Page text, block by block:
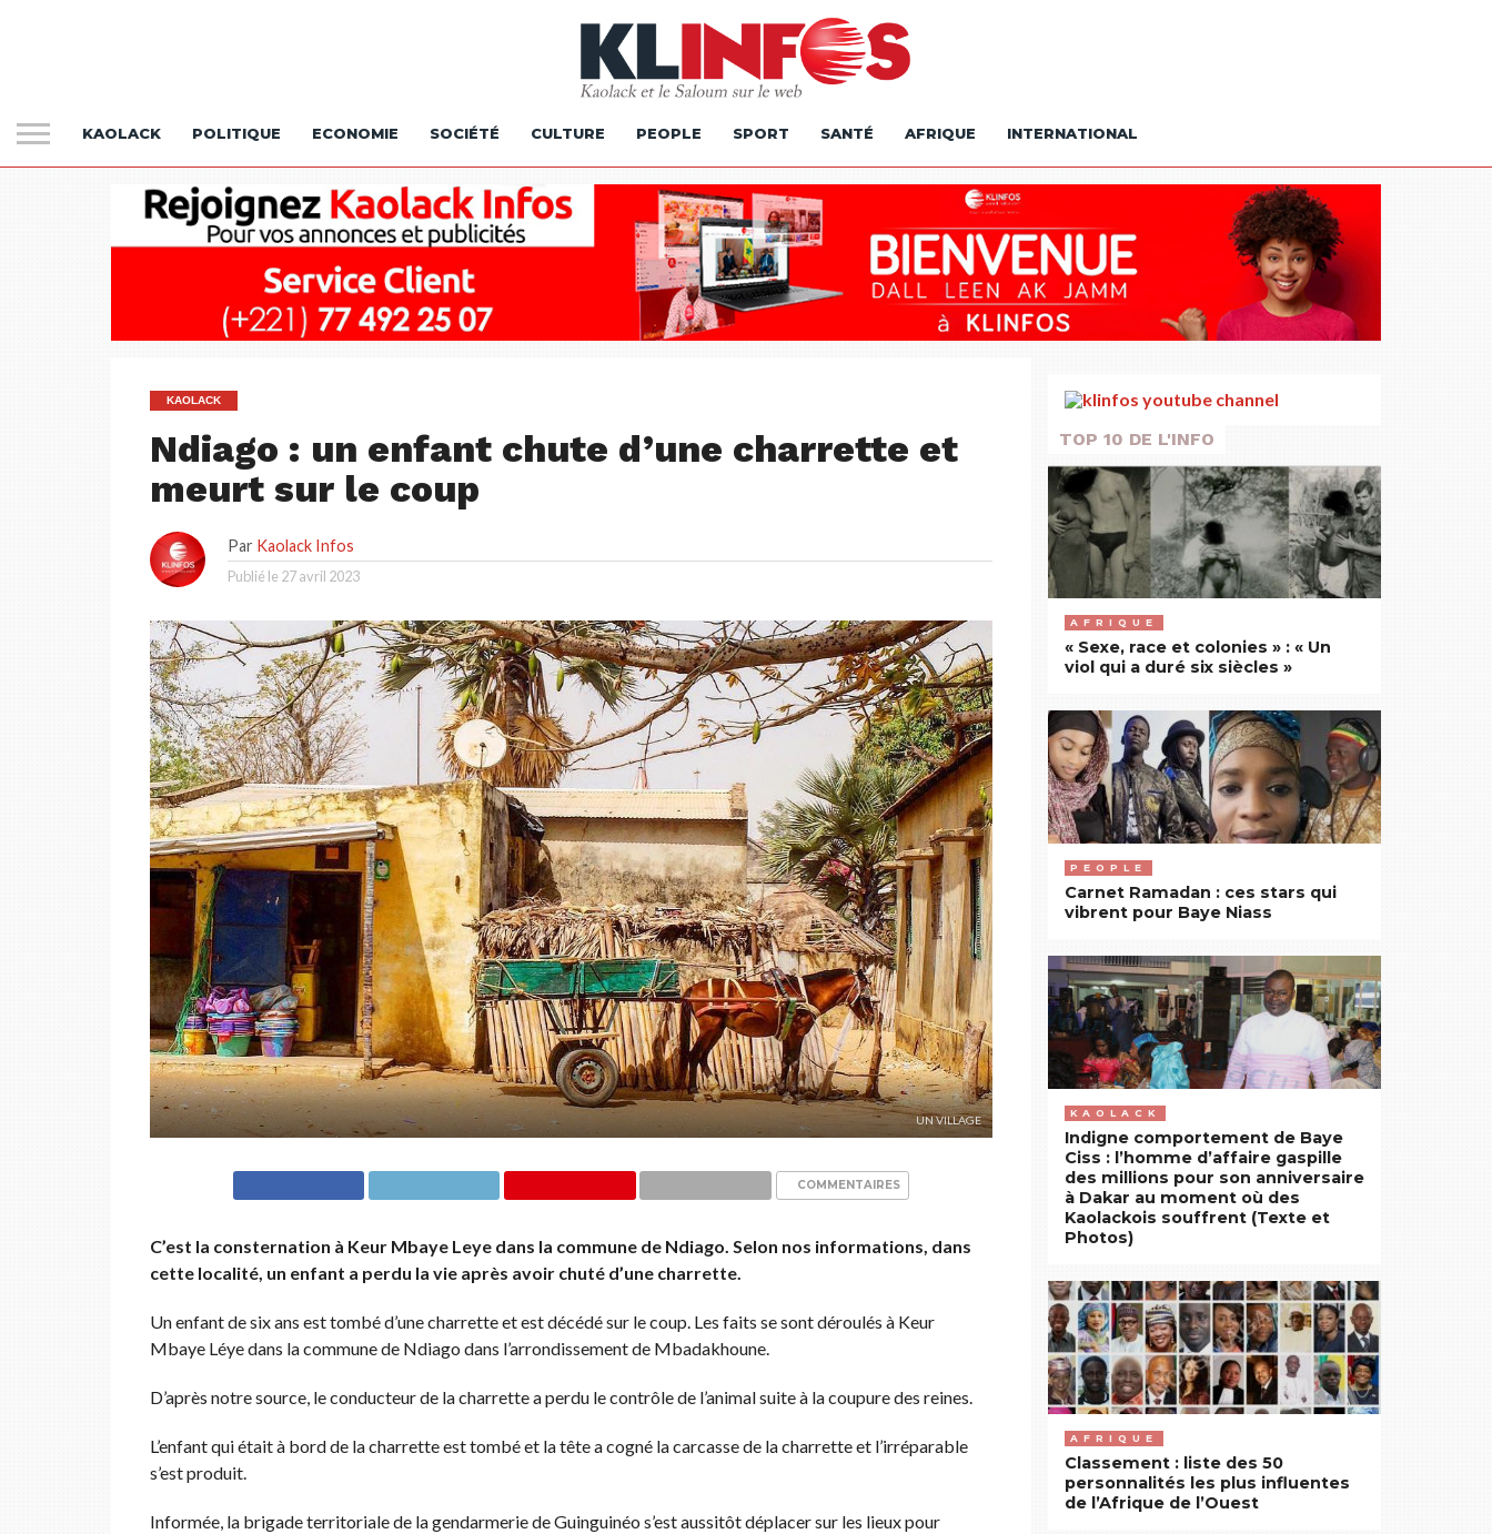
KAOLACK POLITIQUE ECONOMIE SOCIÉTÉ CULTURE PEOPLE SPORT SANTÉ AFRIQUE INTERNATIONAL
KAOLACK
Ndiago : un enfant chute d’une charrette et
meurt sur le coup
Par Kaolack Infos
Publié le 27 avril 2023
UN VILLAGE
COMMENTAIRES
C’est la consternation à Keur Mbaye Leye dans la commune de Ndiago. Selon nos informations, dans
cette localité, un enfant a perdu la vie après avoir chuté d’une charrette.
Un enfant de six ans est tombé d’une charrette et est décédé sur le coup. Les faits se sont déroulés à Keur
Mbaye Léye dans la commune de Ndiago dans l’arrondissement de Mbadakhoune.
D’après notre source, le conducteur de la charrette a perdu le contrôle de l’animal suite à la coupure des reines.
L’enfant qui était à bord de la charrette est tombé et la tête a cogné la carcasse de la charrette et l’irréparable
s’est produit.
Informée, la brigade territoriale de la gendarmerie de Guinguinéo s’est aussitôt déplacer sur les lieux pour
TOP 10 DE L'INFO
AFRIQUE
« Sexe, race et colonies » : « Un
viol qui a duré six siècles »
PEOPLE
Carnet Ramadan : ces stars qui
vibrent pour Baye Niass
KAOLACK
Indigne comportement de Baye
Ciss : l’homme d’affaire gaspille
des millions pour son anniversaire
à Dakar au moment où des
Kaolackois souffrent (Texte et
Photos)
AFRIQUE
Classement : liste des 50
personnalités les plus influentes
de l’Afrique de l’Ouest